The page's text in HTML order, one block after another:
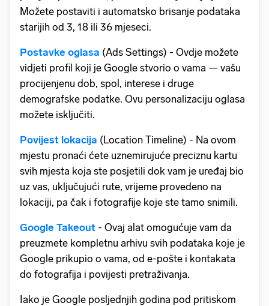
Možete postaviti i automatsko brisanje podataka
starijih od 3, 18 ili 36 mjeseci.
Postavke oglasa (Ads Settings) - Ovdje možete
vidjeti profil koji je Google stvorio o vama — vašu
procijenjenu dob, spol, interese i druge
demografske podatke. Ovu personalizaciju oglasa
možete isključiti.
Povijest lokacija (Location Timeline) - Na ovom
mjestu pronaći ćete uznemirujuće preciznu kartu
svih mjesta koja ste posjetili dok vam je uređaj bio
uz vas, uključujući rute, vrijeme provedeno na
lokaciji, pa čak i fotografije koje ste tamo snimili.
Google Takeout - Ovaj alat omogućuje vam da
preuzmete kompletnu arhivu svih podataka koje je
Google prikupio o vama, od e-pošte i kontakata
do fotografija i povijesti pretraživanja.
Iako je Google posljednjih godina pod pritiskom